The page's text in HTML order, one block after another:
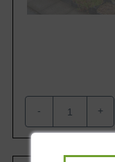
- +